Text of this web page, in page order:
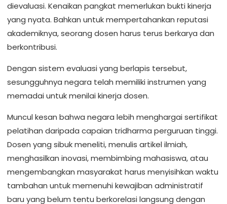
dievaluasi. Kenaikan pangkat memerlukan bukti kinerja
yang nyata. Bahkan untuk mempertahankan reputasi
akademiknya, seorang dosen harus terus berkarya dan
berkontribusi.
Dengan sistem evaluasi yang berlapis tersebut,
sesungguhnya negara telah memiliki instrumen yang
memadai untuk menilai kinerja dosen.
Muncul kesan bahwa negara lebih menghargai sertifikat
pelatihan daripada capaian tridharma perguruan tinggi.
Dosen yang sibuk meneliti, menulis artikel ilmiah,
menghasilkan inovasi, membimbing mahasiswa, atau
mengembangkan masyarakat harus menyisihkan waktu
tambahan untuk memenuhi kewajiban administratif
baru yang belum tentu berkorelasi langsung dengan